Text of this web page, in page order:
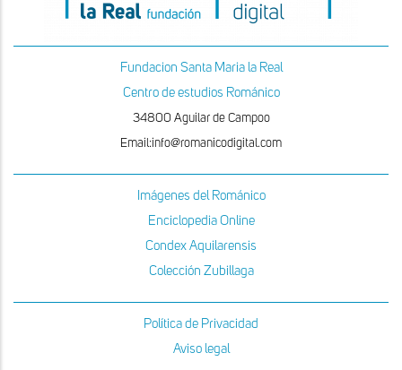
Fundacion Santa Maria la Real
Centro de estudios Románico
34800 Aguilar de Campoo
Email:info@romanicodigital.com
Imágenes del Románico
Enciclopedia Online
Condex Aquilarensis
Colección Zubillaga
Política de Privacidad
Aviso legal